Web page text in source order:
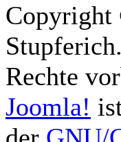
Copyright
Rechte
Joomla!